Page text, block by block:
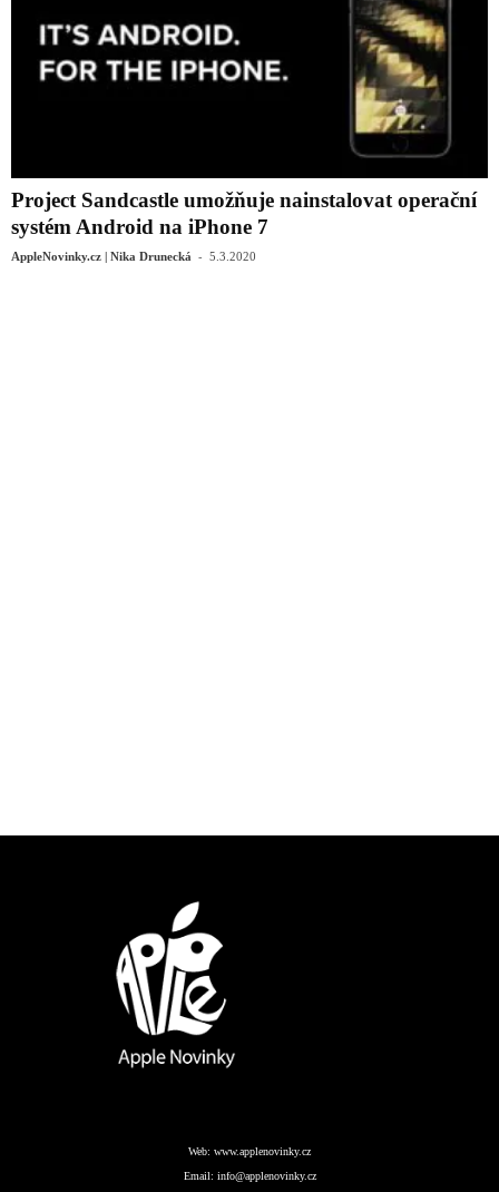
Project Sandcastle umožňuje nainstalovat operační
systém Android na iPhone 7
AppleNovinky.cz | Nika Drunecká - 5.3.2020
Web: www.applenovinky.cz
Email: info@applenovinky.cz